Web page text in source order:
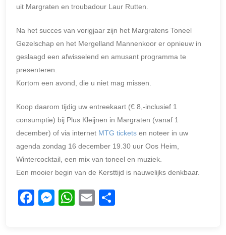
uit Margraten en troubadour Laur Rutten.
Na het succes van vorigjaar zijn het Margratens Toneel
Gezelschap en het Mergelland Mannenkoor er opnieuw in
geslaagd een afwisselend en amusant programma te
presenteren.
Kortom een avond, die u niet mag missen.
Koop daarom tijdig uw entreekaart (€ 8,-inclusief 1
consumptie) bij Plus Kleijnen in Margraten (vanaf 1
december) of via internet MTG tickets en noteer in uw
agenda zondag 16 december 19.30 uur Oos Heim,
Wintercocktail, een mix van toneel en muziek.
Een mooier begin van de Kersttijd is nauwelijks denkbaar.
F
M
W
E